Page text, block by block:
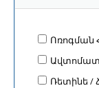
Ոռոգման
Ռետինե /